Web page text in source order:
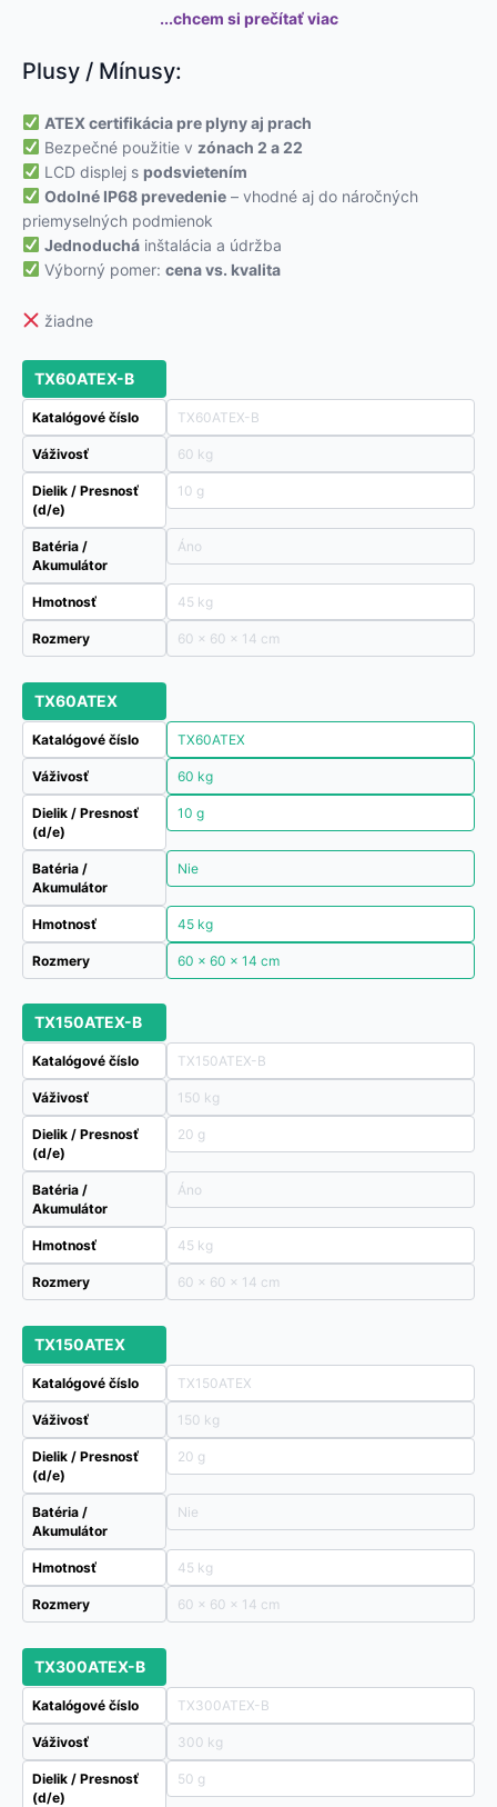
...chcem si prečítať viac
Plusy / Mínusy:
ATEX certifikácia pre plyny aj prach
Bezpečné použitie v zónach 2 a 22
LCD displej s podsvietením
Odolné IP68 prevedenie– vhodné aj do náročných
priemyselných podmienok
Jednoducháinštalácia a údržba
Výborný pomer: cena vs. kvalita
žiadne
TX60ATEX-B
Katalógové číslo TX60ATEX-B
Váživosť 60 kg
Dielik / Presnosť
(d/e)
10 g
Batéria /
Akumulátor
Áno
Hmotnosť 45 kg
Rozmery 60 × 60 × 14 cm
TX60ATEX
Katalógové číslo TX60ATEX
Váživosť 60 kg
Dielik / Presnosť
(d/e)
10 g
Batéria /
Akumulátor
Nie
Hmotnosť 45 kg
Rozmery 60 × 60 × 14 cm
TX150ATEX-B
Katalógové číslo TX150ATEX-B
Váživosť 150 kg
Dielik / Presnosť
(d/e)
20 g
Batéria /
Akumulátor
Áno
Hmotnosť 45 kg
Rozmery 60 × 60 × 14 cm
TX150ATEX
Katalógové číslo TX150ATEX
Váživosť 150 kg
Dielik / Presnosť
(d/e)
20 g
Batéria /
Akumulátor
Nie
Hmotnosť 45 kg
Rozmery 60 × 60 × 14 cm
TX300ATEX-B
Katalógové číslo TX300ATEX-B
Váživosť 300 kg
Dielik / Presnosť
(d/e)
50 g